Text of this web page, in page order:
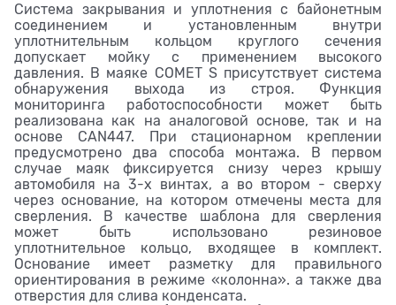
Система закрывания и уплотнения с байонетным
соединением и установленным внутри
уплотнительным кольцом круглого сечения
допускает мойку с применением высокого
давления. В маяке COMET S присутствует система
обнаружения выхода из строя. Функция
мониторинга работоспособности может быть
реализована как на аналоговой основе, так и на
основе CAN447. При стационарном креплении
предусмотрено два способа монтажа. В первом
случае маяк фиксируется снизу через крышу
автомобиля на 3-х винтах, а во втором - сверху
через основание, на котором отмечены места для
сверления. В качестве шаблона для сверления
может быть использовано резиновое
уплотнительное кольцо, входящее в комплект.
Основание имеет разметку для правильного
ориентирования в режиме «колонна». а также два
отверстия для слива конденсата.